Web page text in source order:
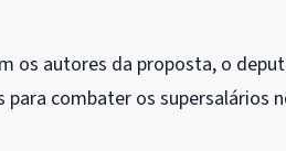
os autores da proposta, o
combater os supersalários